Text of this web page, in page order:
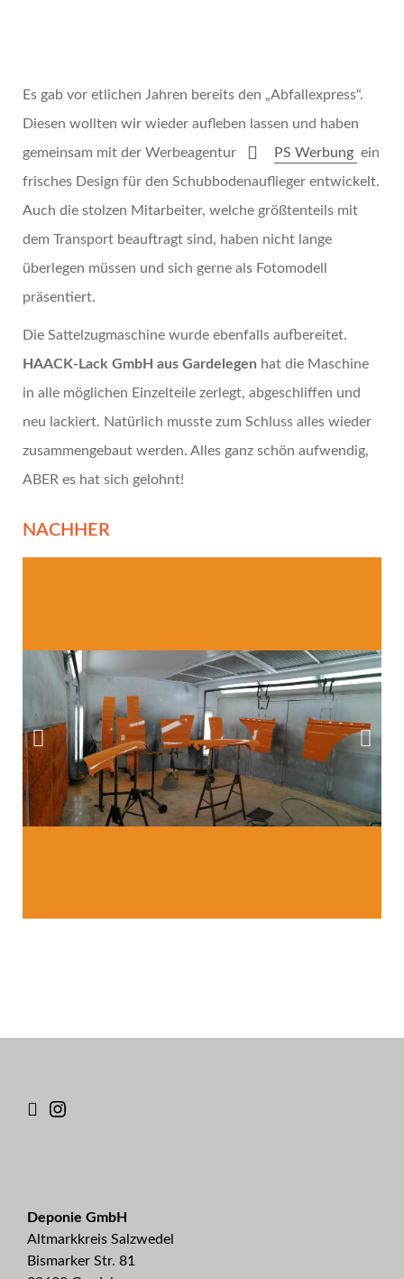
Es gab vor etlichen Jahren bereits den „Abfallexpress“.
Diesen wollten wir wieder aufleben lassen und haben
gemeinsam mit der Werbeagentur
PS Werbung ein
frisches Design für den Schubbodenauflieger entwickelt.
Auch die stolzen Mitarbeiter, welche größtenteils mit
dem Transport beauftragt sind, haben nicht lange
überlegen müssen und sich gerne als Fotomodell
präsentiert.
Die Sattelzugmaschine wurde ebenfalls aufbereitet.
HAACK-Lack GmbH aus Gardelegen hat die Maschine
in alle möglichen Einzelteile zerlegt, abgeschliffen und
neu lackiert. Natürlich musste zum Schluss alles wieder
zusammengebaut werden. Alles ganz schön aufwendig,
ABER es hat sich gelohnt!
NACHHER
Deponie GmbH
Altmarkkreis Salzwedel
Bismarker Str. 81